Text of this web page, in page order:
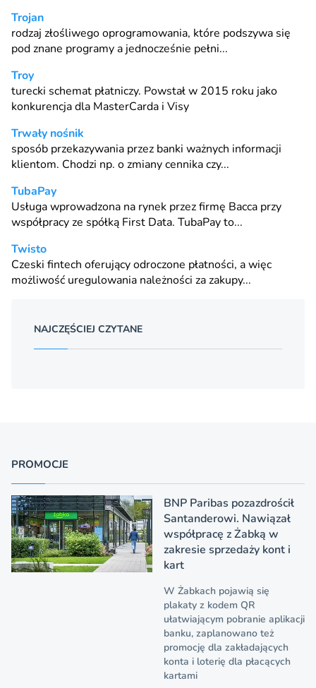
Trojan
rodzaj złośliwego oprogramowania, które podszywa się
pod znane programy a jednocześnie pełni...
Troy
turecki schemat płatniczy. Powstał w 2015 roku jako
konkurencja dla MasterCarda i Visy
Trwały nośnik
sposób przekazywania przez banki ważnych informacji
klientom. Chodzi np. o zmiany cennika czy...
TubaPay
Usługa wprowadzona na rynek przez firmę Bacca przy
współpracy ze spółką First Data. TubaPayto...
Twisto
Czeski fintech oferującyodroczone płatności, a więc
możliwość uregulowania należności za zakupy...
NAJCZĘŚCIEJ CZYTANE
PROMOCJE
BNP Paribas pozazdrościł
Santanderowi. Nawiązał
współpracę z Żabką w
zakresie sprzedaży kont i
kart
W Żabkach pojawią się
plakaty z kodem QR
ułatwiającym pobranie aplikacji
banku, zaplanowano też
promocję dla zakładających
konta i loterię dla płacących
kartami